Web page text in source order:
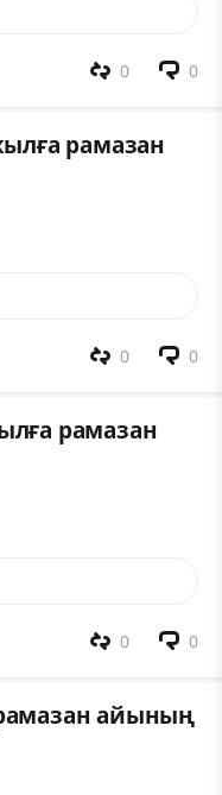
0
0
рамазан
0
0
рамазан
0
0
айының